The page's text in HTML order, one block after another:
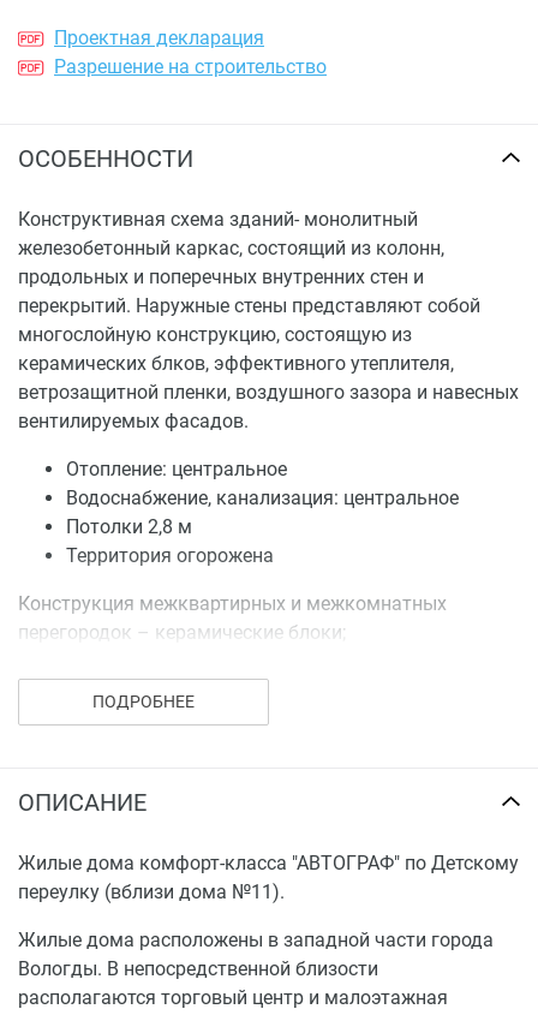
Проектная декларация
Разрешение на строительство
ОСОБЕННОСТИ
Конструктивная схема зданий- монолитный
железобетонный каркас, состоящий из колонн,
продольных и поперечных внутренних стен и
перекрытий. Наружные стены представляют собой
многослойную конструкцию, состоящую из
керамических блков, эффективного утеплителя,
ветрозащитной пленки, воздушного зазора и навесных
вентилируемых фасадов.
Отопление: центральное
Водоснабжение, канализация: центральное
Потолки 2,8 м
Территория огорожена
Конструкция межквартирных и межкомнатных
перегородок – керамические блоки;
Для снижения шума предусмотрено устройство
звукоизоляции.
проектируемых домов. Въезд и выезд автомобилей на
Детского переулка. Для обеспечения нормальных
функциональных, санитарно-гигиенических и
эстетических условий на участке проектирования
предусматривается соответствующее благоустройство
и озеленение территории, обеспечивающее высокий
ПОДРОБНЕЕ
ОПИСАНИЕ
Жилые дома комфорт-класса "АВТОГРАФ" по Детскому
переулку (вблизи дома №11).
Жилые дома расположены в западной части города
Вологды. В непосредственной близости
располагаются торговый центр и малоэтажная